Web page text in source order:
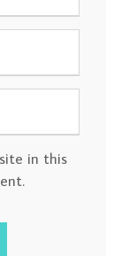
in this